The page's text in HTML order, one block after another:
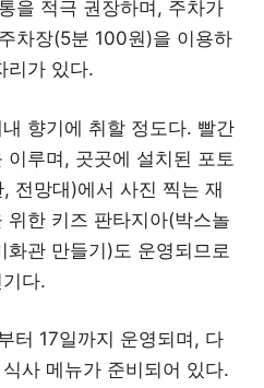
을 적극 권장하며, 주차가
차장(5분 100원)을 이용하
리가 있다.
향기에 취할 정도다. 빨간
루며, 곳곳에 설치된 포토
전망대)에서 사진 찍는 재
위한 키즈 판타지아(박스놀
관 만들기)도 운영되므로
다.
터 17일까지 운영되며, 다
사 메뉴가 준비되어 있다.